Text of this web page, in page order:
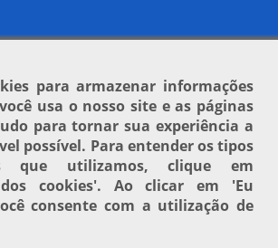
para armazenar informações
usa o nosso site e as páginas
para tornar sua experiência a
possível. Para entender os tipos
que utilizamos, clique em
cookies'. Ao clicar em 'Eu
consente com a utilização de